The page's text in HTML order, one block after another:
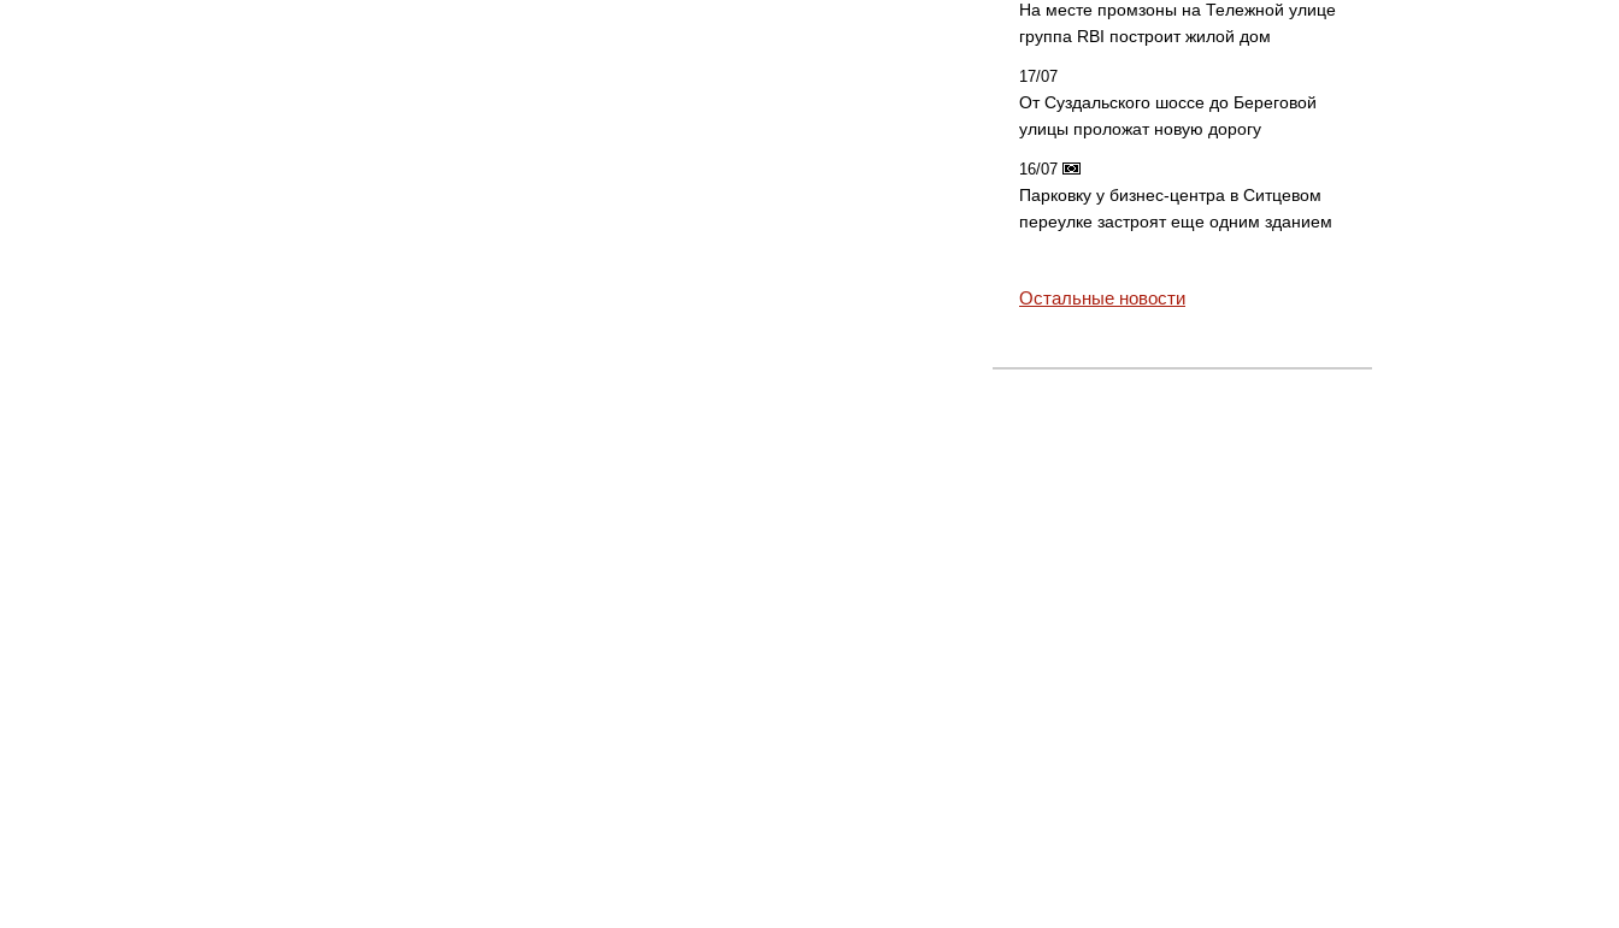
На месте промзоны на Тележной улице
группа RBI построит жилой дом
17/07
От Суздальского шоссе до Береговой
улицы проложат новую дорогу
16/07
Парковку у бизнес-центра в Ситцевом
переулке застроят еще одним зданием
Остальные новости